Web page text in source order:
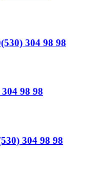
304 98 98
98 98
304 98 98